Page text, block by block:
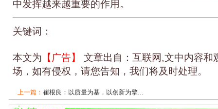
中发挥越来越重要的作用。
关键词：
本文为 【广告】
文章出自：互联网,文中内容和
场，如有侵权，请您告知，我们将及时处理。
上一篇： 崔根良：以质量为基，以创新为擎...
下一篇：我国成功铺设全球首条7芯光纤海底...